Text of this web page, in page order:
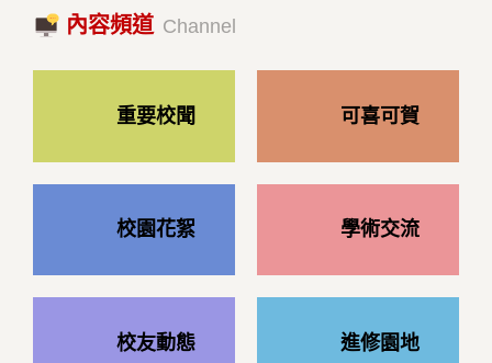
2023/10/18|推薦閱讀
內容頻道 Channel
重要校聞 可喜可賀
校園花絮 學術交流
校友動態 進修園地